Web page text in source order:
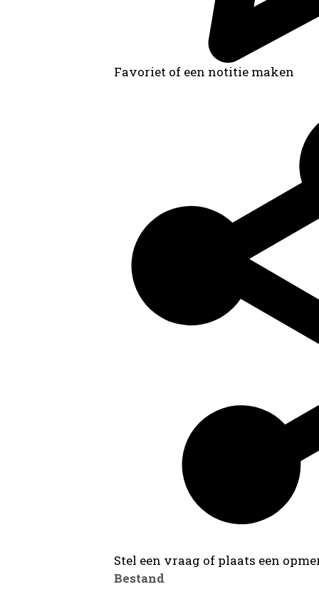
Favoriet of een notitie maken
Stel een vraag of plaats een
Bestand